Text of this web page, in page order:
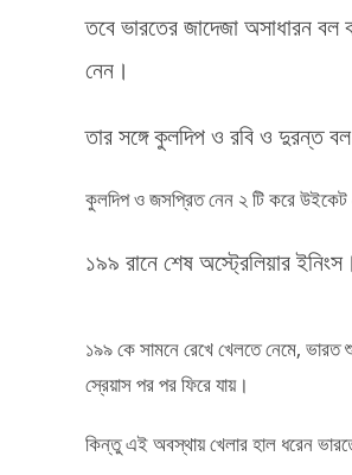
তবে ভারতের জাদেজা অসাধারন বল
নেন।
তার সঙ্গে কুলদিপ ও রবি ও দুরন্ত
কুলদিপ ও জসপ্রিত নেন ২ টি করে উইকেট
১৯৯ রানে শেষ অস্ট্রেলিয়ার ইনিংস।
১৯৯ কে সামনে রেখে খেলতে নেমে,
স্রেয়াস পর পর ফিরে যায়।
কিন্তু এই অবস্থায় খেলার হাল ধরেন